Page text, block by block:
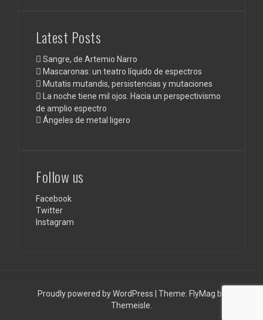
Latest Posts
Sangre, de Artemio Narro
Mascaronas: un teatro líquido de espectros
Mutatis mutandis, persistencias y mutaciones
La noche tiene mil ojos. Hacia un perspectivismo
de amplio espectro
Ángeles de metal ligero
Follow us
Facebook
Twitter
Instagram
Proudly powered by WordPress | Theme: FlyMag by
Themeisle.